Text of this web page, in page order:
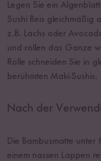
Legen Sie ein
Sushi Reis gleichmäßig
z.B. Lachs oder
und rollen das Ganze
Rolle schneiden Sie in
berühmten Maki-Sushis.
Nach der
Die Bambusmatte
einem nassen Lappen